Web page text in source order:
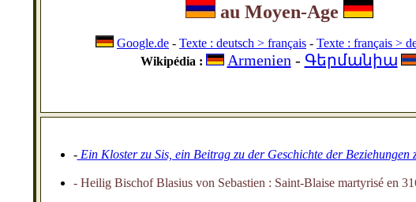
au Moyen-Age
Google.de - Texte : deutsch > français - Texte : français >
Wikipédia :
Armenien - Գերմանիա
-Ein Kloster zu Sis, ein Beitrag zu der Geschichte der
- Heilig Bischof Blasius von Sebastien : Saint-Blaise martyrisé en